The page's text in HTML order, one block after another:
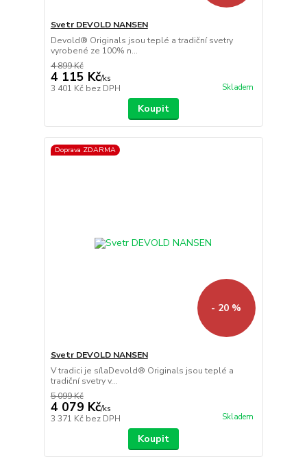
Svetr DEVOLD NANSEN
Devold® Originals jsou teplé a tradiční svetry
vyrobené ze 100% n...
4 899 Kč
4 115 Kč/ks
3 401 Kč bez DPH Skladem
Koupit
Doprava ZDARMA
- 20 %
Svetr DEVOLD NANSEN
V tradici je sílaDevold® Originals jsou teplé a
tradiční svetry v...
5 099 Kč
4 079 Kč/ks
3 371 Kč bez DPH Skladem
Koupit